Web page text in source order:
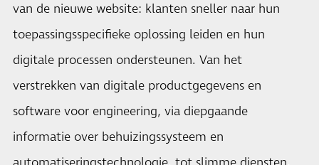
van de nieuwe website: klanten sneller naar hun
toepassingsspecifieke oplossing leiden en hun
digitale processen ondersteunen. Van het
verstrekken van digitale productgegevens en
software voor engineering, via diepgaande
informatie over behuizingssysteem en